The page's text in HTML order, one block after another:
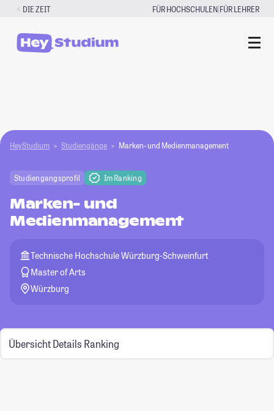
Zum
springen
DIE ZEIT FÜR HOCHSCHULEN|FÜR LEHRER
HeyStudium Studiengänge Marken- und Medienmanagement
Studiengangsprofil Im Ranking
Marken- und
Medienmanagement
Technische Hochschule Würzburg-Schweinfurt
Master of Arts
Würzburg
Übersicht Details Ranking